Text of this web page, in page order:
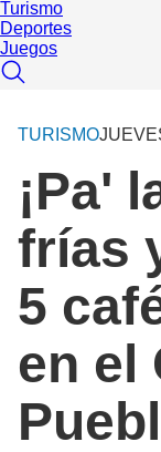
Turismo
Deportes
Juegos
TURISMO
¡Pa'
frías
5
en el